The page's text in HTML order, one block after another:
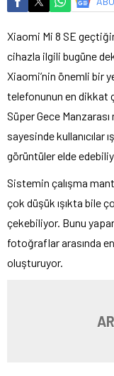
Xiaomi Mi 8 SE
cihazla ilgili bugüne
Xiaomi’nin önemli bir
telefonunun en dikkat
Süper Gece
sayesinde kullanıcılar
görüntüler elde
Sistemin çalışma
çok düşük ışıkta bile
çekebiliyor. Bunu
fotoğraflar arasında
oluşturuyor.